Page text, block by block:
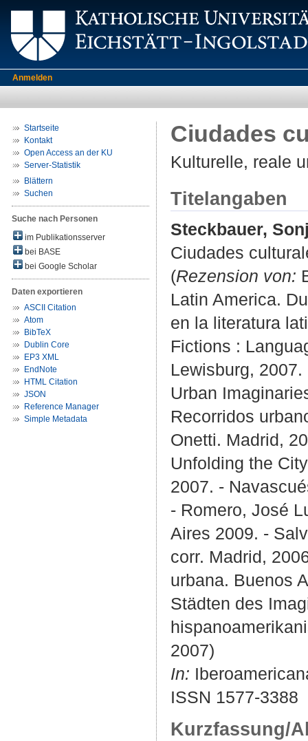
Anmelden
Startseite
Kontakt
Open Access an der KU
Server-Statistik
Blättern
Suchen
Suche nach Personen
im Publikationsserver
bei BASE
bei Google Scholar
Daten exportieren
ASCII Citation
Atom
BibTeX
Dublin Core
EP3 XML
EndNote
HTML Citation
JSON
Reference Manager
Simple Metadata
Ciudades
Kulturelle, reale
Titelangaben
Steckbauer,
Ciudades
(Rezension von:
Latin America.
en la literatura
Fictions :
Lewisburg,
Urban
Recorridos
Onetti. Madrid,
Unfolding the
2007. -
- Romero, José
Aires 2009. -
corr. Madrid,
urbana. Buenos
Städten des
2007)
In:
ISSN 1577-3388
Kurzfassung/